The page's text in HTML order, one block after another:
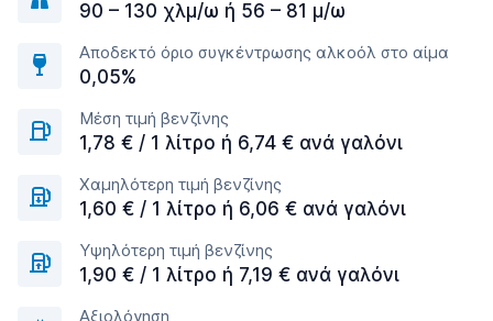
90 – 130 χλμ/ω ή 56 – 81 μ/ω
Αποδεκτό όριο συγκέντρωσης αλκοόλ στο αίμα
0,05%
Μέση τιμή βενζίνης
1,78 € / 1 λίτρο ή 6,74 € ανά γαλόνι
Χαμηλότερη τιμή βενζίνης
1,60 € / 1 λίτρο ή 6,06 € ανά γαλόνι
Υψηλότερη τιμή βενζίνης
1,90 € / 1 λίτρο ή 7,19 € ανά γαλόνι
Αξιολόγηση